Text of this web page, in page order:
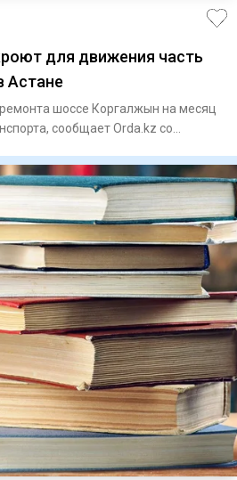
для движения часть
Астане
шоссе Коргалжын на месяц
сообщает Orda.kz со